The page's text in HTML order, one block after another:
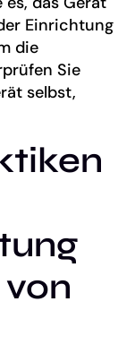
Einrichtung
die
Sie
selbst,